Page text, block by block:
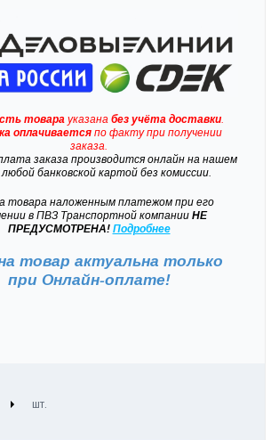
товарауказана без учёта доставки.
оплачиваетсяпо факту при получении
заказа.
заказа производится онлайн на нашем
банковской картой без комиссии.
товара наложенным платежом при его
в ПВЗ Транспортной компанииНЕ
ПРЕДУСМОТРЕНА! Подробнее
товар актуальна только
при Онлайн-оплате!